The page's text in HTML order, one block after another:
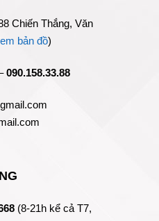
Chiến Thắng, Văn
bản đồ)
090.158.33.88
(8-21h kể cả T7,